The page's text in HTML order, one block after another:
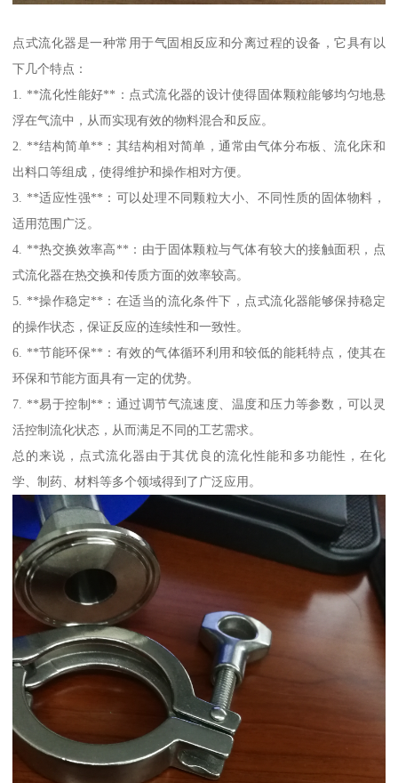
点式流化器是一种常用于气固相反应和分离过程的设备，它具有以
下几个特点：
1. **流化性能好**：点式流化器的设计使得固体颗粒能够均匀地悬
浮在气流中，从而实现有效的物料混合和反应。
2. **结构简单**：其结构相对简单，通常由气体分布板、流化床和
出料口等组成，使得维护和操作相对方便。
3. **适应性强**：可以处理不同颗粒大小、不同性质的固体物料，
适用范围广泛。
4. **热交换效率高**：由于固体颗粒与气体有较大的接触面积，点
式流化器在热交换和传质方面的效率较高。
5. **操作稳定**：在适当的流化条件下，点式流化器能够保持稳定
的操作状态，保证反应的连续性和一致性。
6. **节能环保**：有效的气体循环利用和较低的能耗特点，使其在
环保和节能方面具有一定的优势。
7. **易于控制**：通过调节气流速度、温度和压力等参数，可以灵
活控制流化状态，从而满足不同的工艺需求。
总的来说，点式流化器由于其优良的流化性能和多功能性，在化
学、制药、材料等多个领域得到了广泛应用。